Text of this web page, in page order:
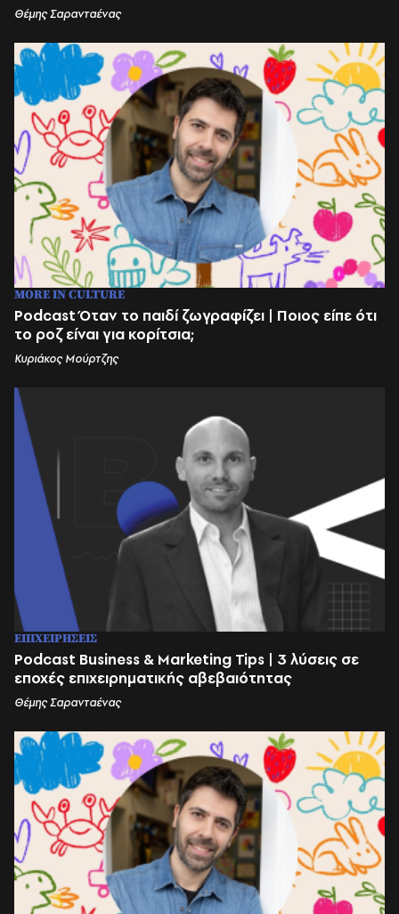
Θέμης Σαρανταένας
MORE IN CULTURE
Podcast Όταν το παιδί ζωγραφίζει | Ποιος είπε ότι
το ροζ είναι για κορίτσια;
Κυριάκος Μούρτζης
ΕΠΙΧΕΙΡΗΣΕΙΣ
Podcast Business & Marketing Tips | 3 λύσεις σε
εποχές επιχειρηματικής αβεβαιότητας
Θέμης Σαρανταένας